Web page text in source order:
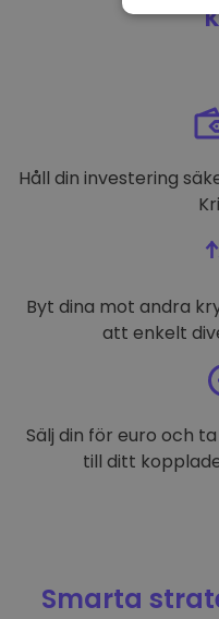
Håll din investering
Byt dina mot andra
att enkelt
Sälj din för euro och
till ditt
Smarta